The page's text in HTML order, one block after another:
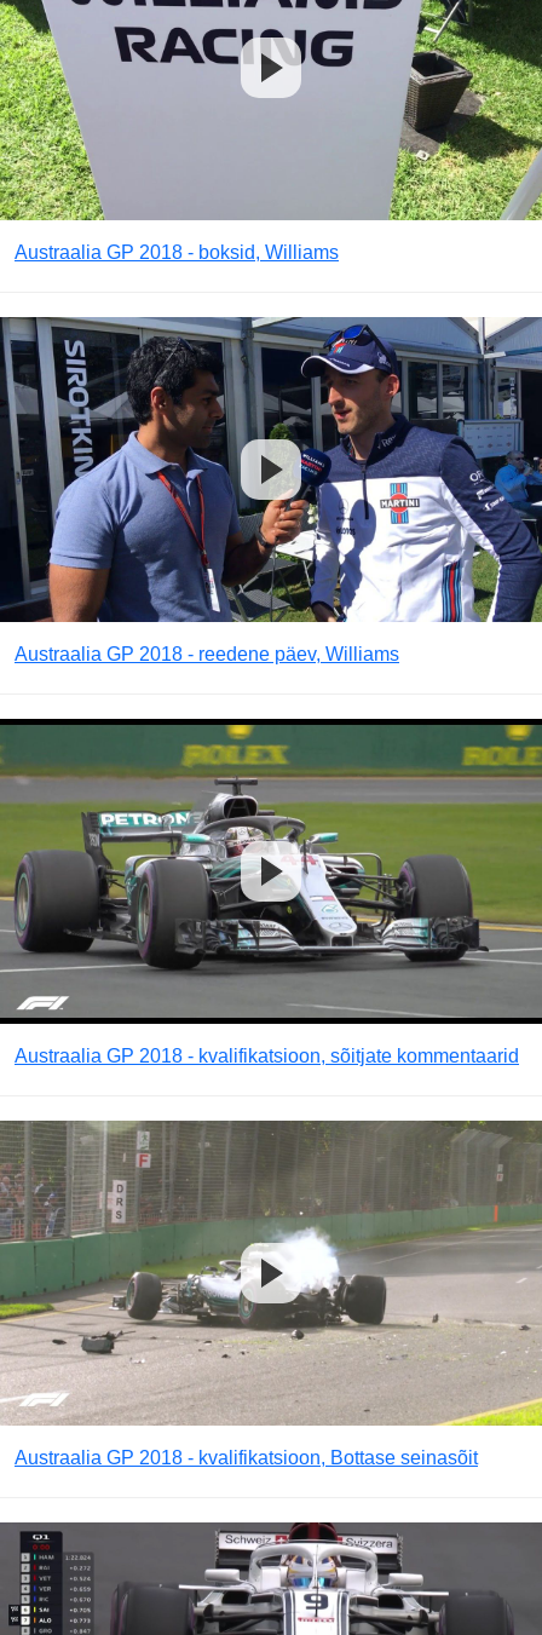
Austraalia GP 2018 - boksid, Williams
Austraalia GP 2018 - reedene päev, Williams
Austraalia GP 2018 - kvalifikatsioon, sõitjate kommentaarid
Austraalia GP 2018 - kvalifikatsioon, Bottase seinasõit